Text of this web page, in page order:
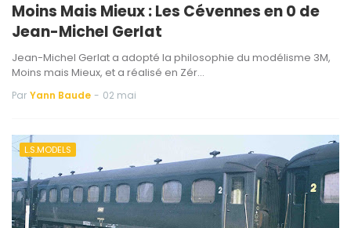
Moins Mais Mieux : Les Cévennes en 0 de
Jean-Michel Gerlat
Jean-Michel Gerlat a adopté la philosophie du modélisme 3M,
Moins mais Mieux, et a réalisé en Zér…
Par Yann Baude - 02 mai
L.S.MODELS